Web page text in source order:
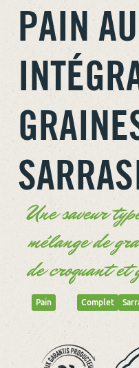
PAIN
Une saveur
mélange de
de croquant et
Pain Complet